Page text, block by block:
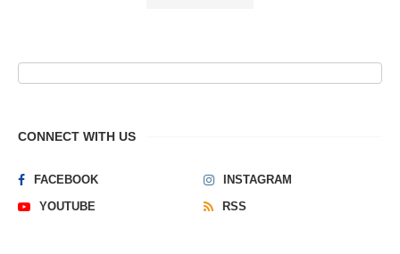
CONNECT WITH US
FACEBOOK
INSTAGRAM
YOUTUBE
RSS